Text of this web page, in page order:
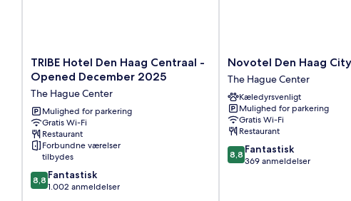
TRIBE
Hotel
Den
Haag
Centraal
-
Opened
December
2025
The
Hague
TRIBE Hotel Den Haag Centraal -
Opened December 2025
The Hague Center
Mulighed for parkering
Gratis Wi-Fi
Restaurant
Forbundne værelser
tilbydes
8.8
ud
8,8 Fantastisk
1.002 anmeldelser
Novotel
Den
Haag
City
Centre
The
Hague
Center
Novotel Den Haag
The Hague Center
Kæledyrsvenligt
Mulighed for parkering
Gratis Wi-Fi
Restaurant
8.8
ud
8,8 Fantastisk
369 anmeldelser